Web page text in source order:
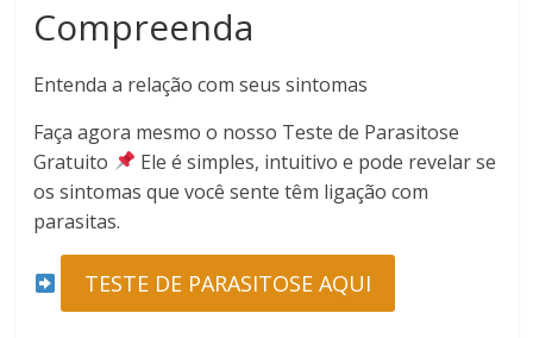
Compreenda
Entenda a relação com seus sintomas
Faça agora mesmo o nosso Teste de Parasitose
Gratuito
Ele é simples, intuitivo e pode revelar se
os sintomas que você sente têm ligação com
parasitas.
TESTE DE PARASITOSE AQUI